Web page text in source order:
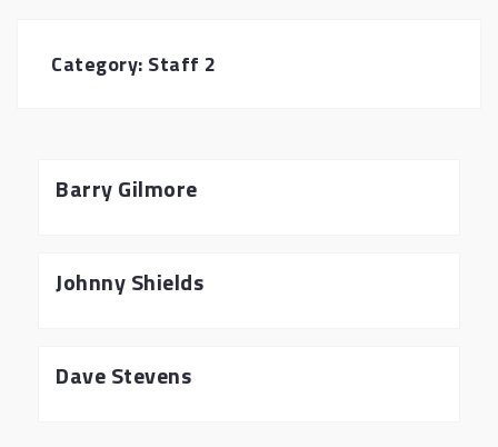
Category: Staff 2
Barry Gilmore
Johnny Shields
Dave Stevens